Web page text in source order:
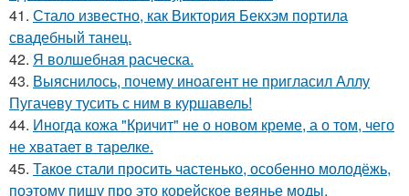
41. Стало известно, как Виктория Бекхэм портила
свадебный танец.
42. Я волшебная расческа.
43. Выяснилось, почему иноагент не пригласил Аллу
Пугачеву тусить с ним в куршавель!
44. Иногда кожа "Кричит" не о новом креме, а о том, чего
не хватает в тарелке.
45. Такое стали просить частенько, особенно молодёжь,
поэтому пишу про это корейское веянье моды.